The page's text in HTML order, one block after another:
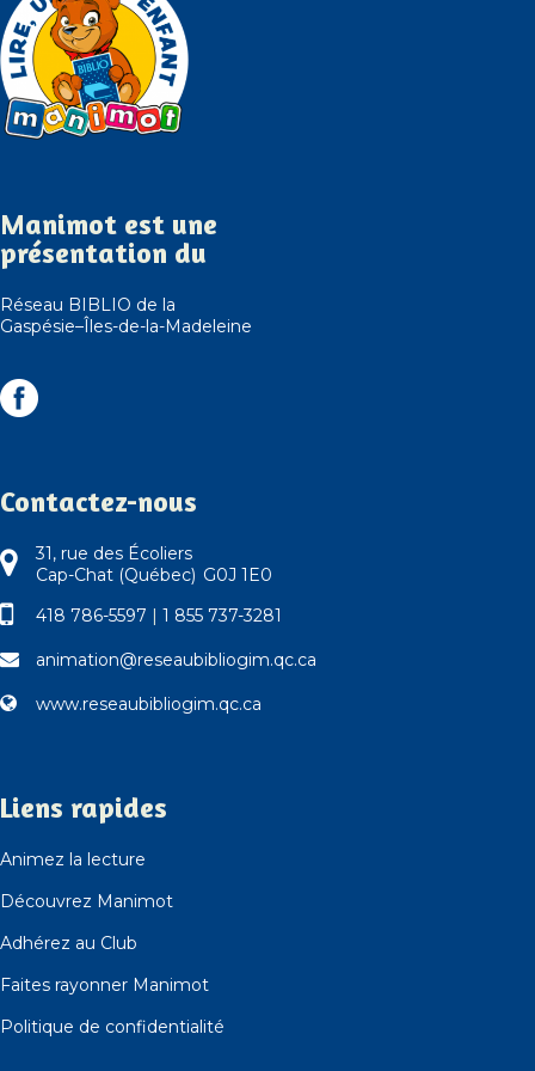
Manimot est une
présentation du
Réseau BIBLIO de la
Gaspésie–Îles-de-la-Madeleine
Contactez-nous
31, rue des Écoliers
Cap-Chat (Québec) G0J 1E0
418 786-5597
1 855 737-3281
animation@reseaubibliogim.qc.ca
www.reseaubibliogim.qc.ca
Liens rapides
Animez la lecture
Découvrez Manimot
Adhérez au Club
Faites rayonner Manimot
Politique de confidentialité